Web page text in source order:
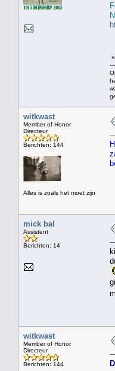
«
witkwast
Member of Honor
Directeur
Berichten: 144
Alles is zoals het moet zijn
mick bal
Assistent
Berichten: 14
witkwast
Member of Honor
Directeur
Berichten: 144